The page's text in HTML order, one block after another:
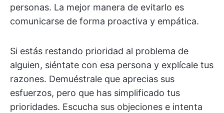
personas. La mejor manera de evitarlo es
comunicarse de forma proactiva y empática.
Si estás restando prioridad al problema de
alguien, siéntate con esa persona y explícale tus
razones. Demuéstrale que aprecias sus
esfuerzos, pero que has simplificado tus
prioridades. Escucha sus objeciones e intenta